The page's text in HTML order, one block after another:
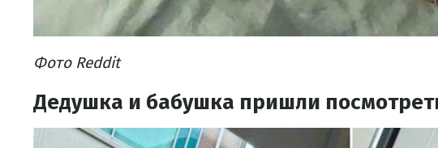
Фото Reddit
Дедушка и бабушка пришли